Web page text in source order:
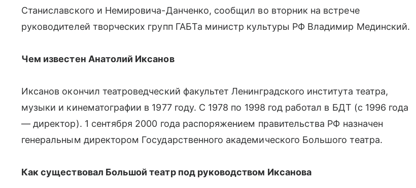
Станиславского и Немировича-Данченко, сообщил во вторник на встрече
руководителей творческих групп ГАБТа министр культуры РФ Владимир Мединский.
Чем известен Анатолий Иксанов
Иксанов окончил театроведческий факультет Ленинградского института театра,
музыки и кинематографии в 1977 году. С 1978 по 1998 год работал в БДТ (с 1996 года
— директор). 1 сентября 2000 года распоряжением правительства РФ назначен
генеральным директором Государственного академического Большого театра.
Как существовал Большой театр под руководством Иксанова